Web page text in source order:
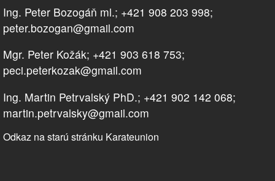
Ing. Peter Bozogáň ml.; +421 908 203 998;
peter.bozogan@gmail.com
Mgr. Peter Kožák; +421 903 618 753;
peci.peterkozak@gmail.com
Ing. Martin Petrvalský PhD.; +421 902 142 068;
martin.petrvalsky@gmail.com
Odkaz na starú stránku Karateunion